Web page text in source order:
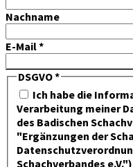
Nachname
E-Mail*
DSGVO*
Ich habe die
Verarbeitung meiner
des Badischen
"Ergänzungen der
Schachverbandes